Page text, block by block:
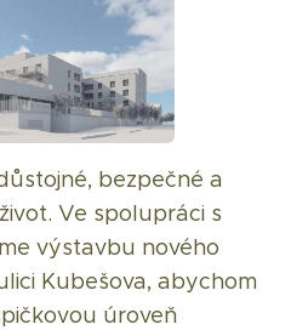
bezpečné a
Ve spolupráci s
výstavbu nového
Kubešova, abychom
úroveň